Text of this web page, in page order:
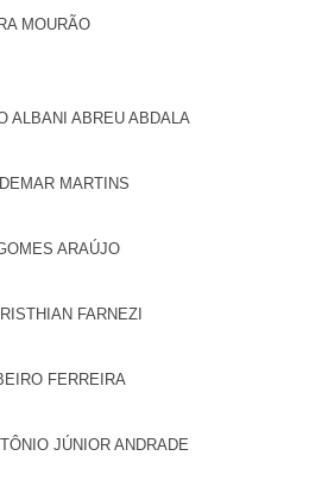
MOURÃO
ALBANI ABREU ABDALA
MARTINS
ARAÚJO
FARNEZI
FERREIRA
JÚNIOR ANDRADE